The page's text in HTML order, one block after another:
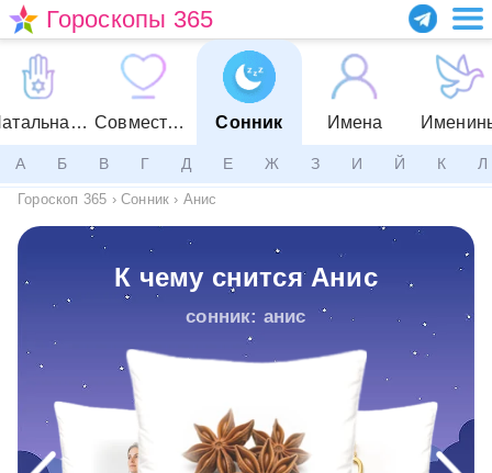
Гороскопы 365
Натальная карта Совместимость Сонник Имена
А Б В Г Д Е Ж З И Й К Л
Гороскоп 365 › Сонник › Анис
К чему снится Анис
сонник: анис